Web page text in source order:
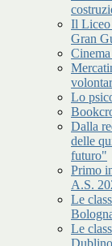
Il Liceo
Gran
Lo
Dalla
delle
futuro"
Primo
A.S.
Le
Le